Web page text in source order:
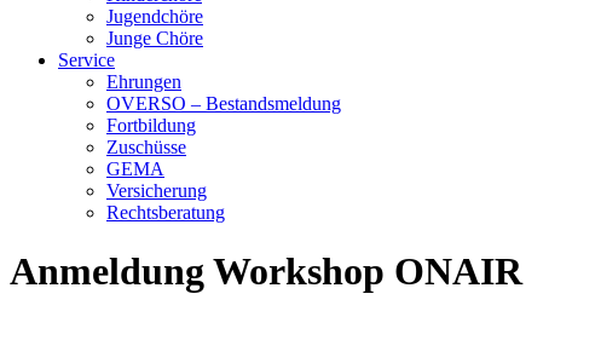
Jugendchöre
Junge Chöre
Service
Ehrungen
OVERSO – Bestandsmeldung
Fortbildung
Zuschüsse
GEMA
Versicherung
Rechtsberatung
Anmeldung Workshop ONAIR